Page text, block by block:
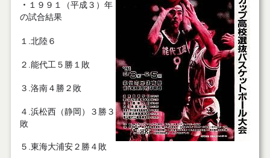
・ １９９１（平成３）年
の試合結果
１.北陸６
２.能代工５勝１敗
３.洛南４勝２敗
４.浜松西（静岡）３勝３
敗
５.東海大浦安２勝４敗